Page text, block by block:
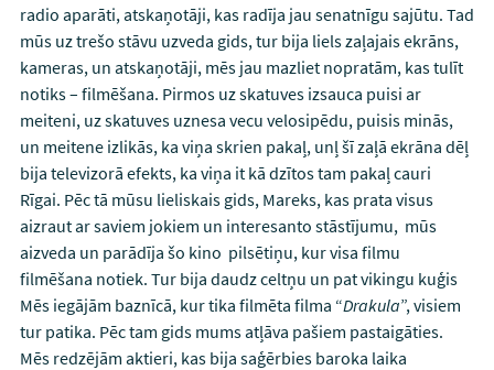
radio aparāti, atskaņotāji, kas radīja jau senatnīgu sajūtu. Tad
mūs uz trešo stāvu uzveda gids, tur bija liels zaļajais ekrāns,
kameras, un atskaņotāji, mēs jau mazliet nopratām, kas tulīt
notiks – filmēšana. Pirmos uz skatuves izsauca puisi ar
meiteni, uz skatuves uznesa vecu velosipēdu, puisis minās,
un meitene izlikās, ka viņa skrien pakaļ, unļ šī zaļā ekrāna dēļ
bija televizorā efekts, ka viņa it kā dzītos tam pakaļ cauri
Rīgai. Pēc tā mūsu lieliskais gids, Mareks, kas prata visus
aizraut ar saviem jokiem un interesanto stāstījumu, mūs
aizveda un parādīja šo kino pilsētiņu, kur visa filmu
filmēšana notiek. Tur bija daudz celtņu un pat vikingu kuģis
Mēs iegājām baznīcā, kur tika filmēta filma “Drakula”, visiem
tur patika. Pēc tam gids mums atļāva pašiem pastaigāties.
Mēs redzējām aktieri, kas bija saģērbies baroka laika